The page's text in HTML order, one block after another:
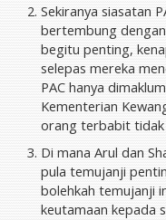
Sekiranya siasatan
bertembung
begitu penting,
selepas mereka
PAC hanya
Kementerian
orang terbabit
Di mana Arul dan
pula temujanji
bolehkah temujanji
keutamaan kepada